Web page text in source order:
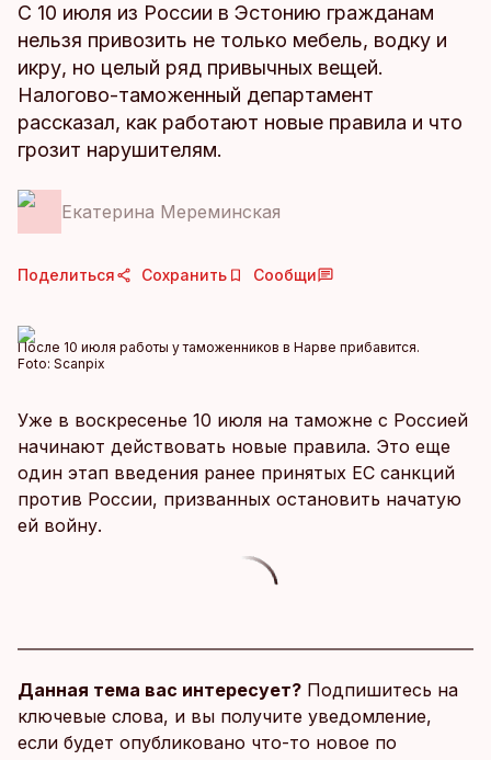
С 10 июля из России в Эстонию гражданам
нельзя привозить не только мебель, водку и
икру, но целый ряд привычных вещей.
Налогово-таможенный департамент
рассказал, как работают новые правила и что
грозит нарушителям.
Екатерина Мереминская
Поделиться Сохранить Сообщи
После 10 июля работы у таможенников в Нарве прибавится.
Foto: Scanpix
Уже в воскресенье 10 июля на таможне с Россией
начинают действовать новые правила. Это еще
один этап введения ранее принятых ЕС санкций
против России, призванных остановить начатую
ей войну.
Данная тема вас интересует? Подпишитесь на
ключевые слова, и вы получите уведомление,
если будет опубликовано что-то новое по